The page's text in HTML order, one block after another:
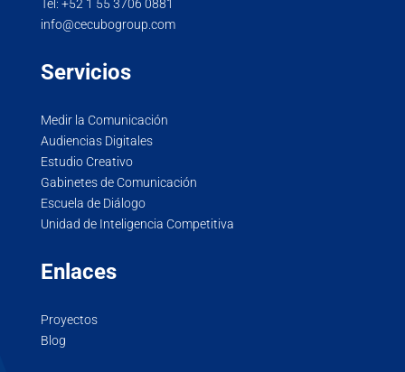
Tel: +52 1 55 3706 0881
info@cecubogroup.com
Servicios
Medir la Comunicación
Audiencias Digitales
Estudio Creativo
Gabinetes de Comunicación
Escuela de Diálogo
Unidad de Inteligencia Competitiva
Enlaces
Proyectos
Blog